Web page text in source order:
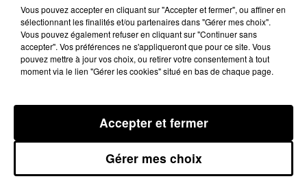
6 août 2024 - 4 min 23 sec
LES INFOS DU COMMINGES DU 06/08/2024 À
09H00
Podcast infos du Comminges
Vous pouvez accepter en cliquant sur "Accepter et fermer", ou affiner en
sélectionnant les finalités et/ou partenaires dans "Gérer mes choix".
Vous pouvez également refuser en cliquant sur "Continuer sans
accepter". Vos préférences ne s'appliqueront que pour ce site. Vous
pouvez mettre à jour vos choix, ou retirer votre consentement à tout
moment via le lien "Gérer les cookies" situé en bas de chaque page.
Gérer mes choix
Accepter et fermer